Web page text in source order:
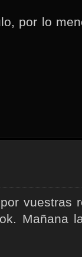
por lo
vuestras
Mañana